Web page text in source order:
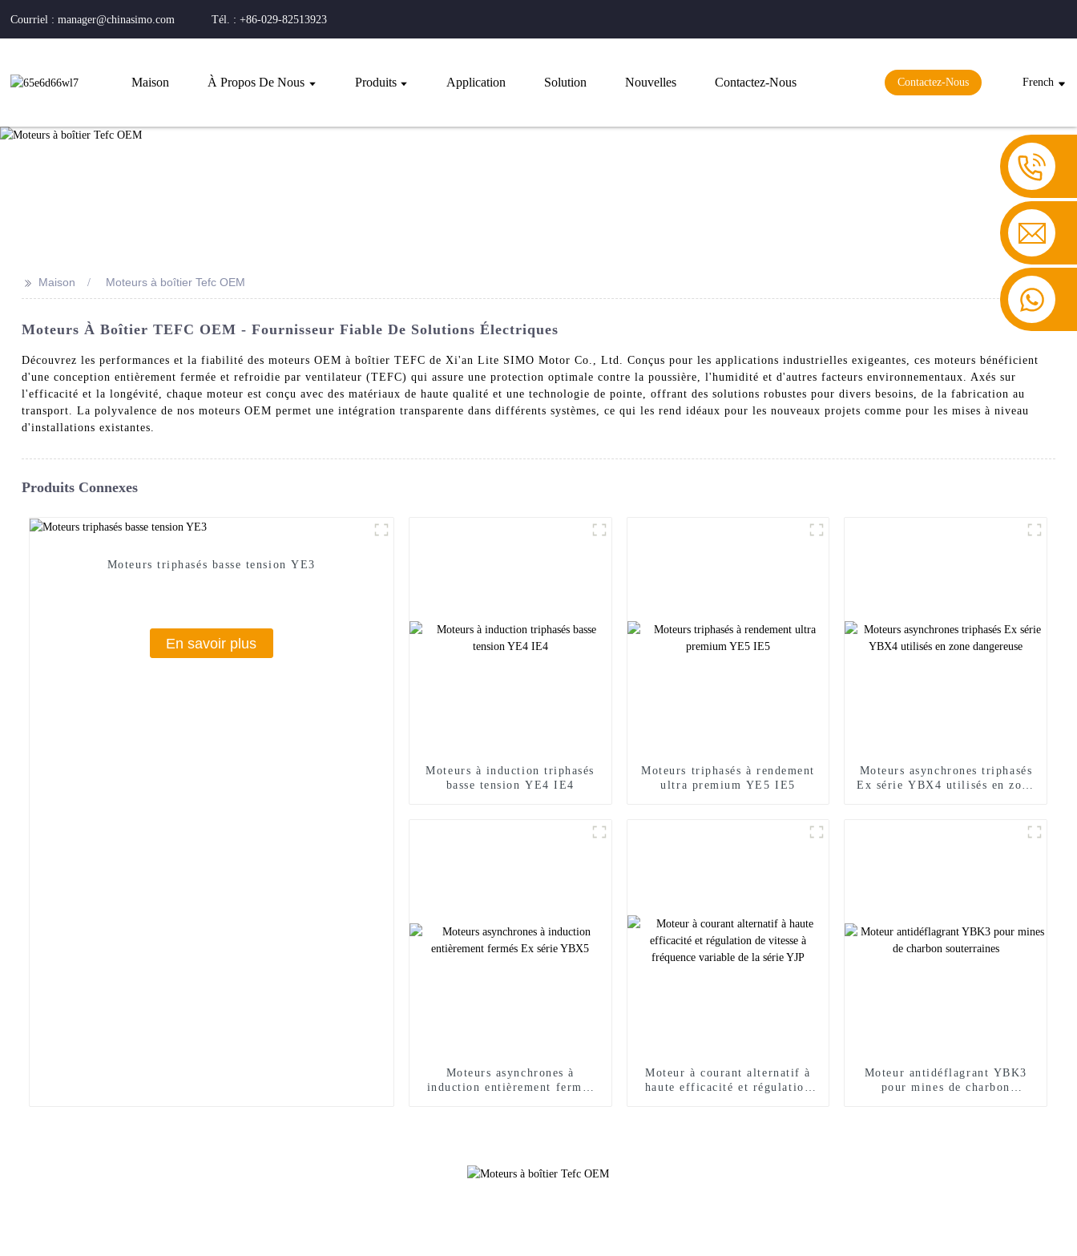
Courriel : manager@chinasimo.com Tél. : +86-029-82513923
Maison À Propos De Nous Produits Application Solution Nouvelles Contactez-Nous Contactez-Nous French
>> Maison Moteurs à boîtier Tefc OEM
Moteurs À Boîtier TEFC OEM - Fournisseur Fiable De Solutions Électriques
Découvrez les performances et la fiabilité des moteurs OEM à boîtier TEFC de Xi'an Lite SIMO Motor Co., Ltd. Conçus pour les applications industrielles exigeantes, ces moteurs bénéficient
d'une conception entièrement fermée et refroidie par ventilateur (TEFC) qui assure une protection optimale contre la poussière, l'humidité et d'autres facteurs environnementaux. Axés sur
l'efficacité et la longévité, chaque moteur est conçu avec des matériaux de haute qualité et une technologie de pointe, offrant des solutions robustes pour divers besoins, de la fabrication au
transport. La polyvalence de nos moteurs OEM permet une intégration transparente dans différents systèmes, ce qui les rend idéaux pour les nouveaux projets comme pour les mises à niveau
d'installations existantes.
Produits Connexes
Moteurs triphasés basse tension YE3
En savoir plus
Moteurs à induction triphasés
basse tension YE4 IE4
Moteurs triphasés à rendement
ultra premium YE5 IE5
Moteurs asynchrones triphasés
Ex série YBX4 utilisés en zone
Moteurs asynchrones à
induction entièrement fermés
Moteur à courant alternatif à
haute efficacité et régulation
Moteur antidéflagrant YBK3
pour mines de charbon